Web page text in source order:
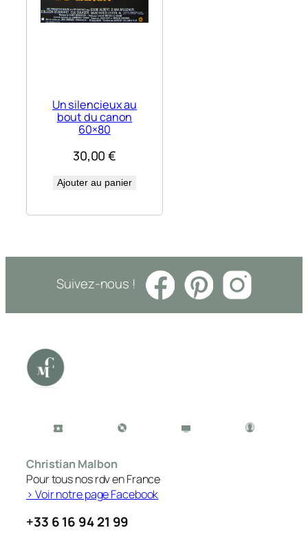
Un silencieux au
bout du canon
60×80
30,00€
Ajouter au panier
Suivez-nous !
Christian Malbon
Pour tous nos rdv en France
> Voir notre page Facebook
+33 6 16 94 21 99